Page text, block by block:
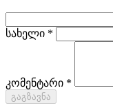
სახელი *
კომენტარი *
გაგზავნა